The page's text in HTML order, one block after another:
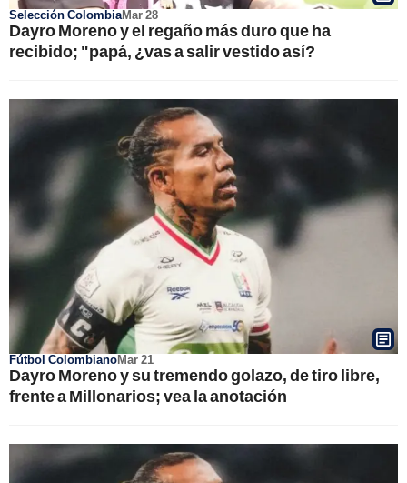
Selección ColombiaMar 28
Dayro Moreno y el regaño más duro que ha
recibido; "papá, ¿vas a salir vestido así?
Fútbol ColombianoMar 21
Dayro Moreno y su tremendo golazo, de tiro libre,
frente a Millonarios; vea la anotación